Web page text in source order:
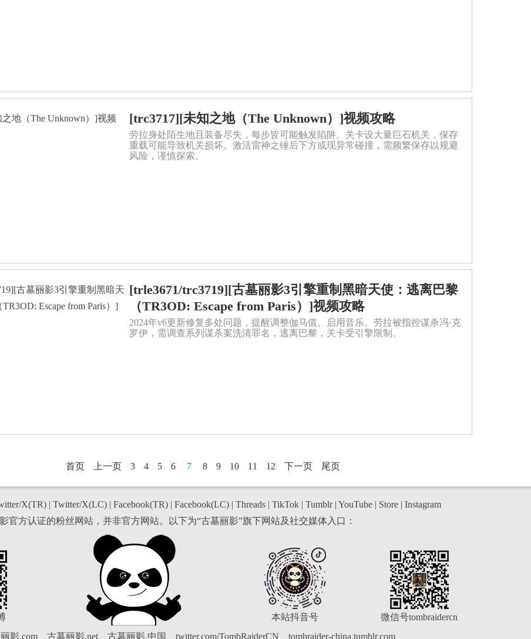
[trc3717][未知之地（The Unknown）]视频攻略
劳拉身处陌生地且装备尽失，每步皆可能触发陷阱。关卡设大量巨石机关，保存
重载可能导致机关损坏。激活雷神之锤后下方或现异常碰撞，需频繁保存以规避
风险，谨慎探索。
[trle3671/trc3719][古墓丽影3引擎重制黑暗天使：逃离巴黎
（TR3OD: Escape from Paris）]视频攻略
2024年v6更新修复多处问题，提醒调整伽马值、启用音乐。劳拉被指控谋杀冯·克
罗伊，需调查系列谋杀案洗清罪名，逃离巴黎，关卡受引擎限制。
首页 上一页 3 4 5 6 7 8 9 10 11 12 下一页 尾页
X(TR)| Twitter/X(LC)| Facebook(TR)| Facebook(LC)| Threads| TikTok| Tumblr| YouTube| Store| Instagram
官方认证的粉丝网站，并非官方网站。以下为“古墓丽影”旗下网站及社交媒体入口：
本站抖音号
微信号tombraidercn
影.com 古墓丽影.net 古墓丽影.中国 twitter.com/TombRaiderCN tombraider-china.tumblr.com